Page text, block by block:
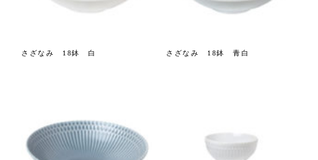
さざなみ 18鉢 白 さざなみ 18鉢 青白